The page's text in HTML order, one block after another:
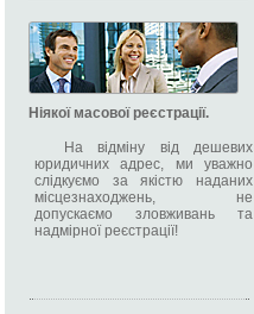
Ніякої масової реєстрації.
На відміну від дешевих
юридичних адрес, ми уважно
слідкуємо за якістю наданих
місцезнаходжень, не
допускаємо зловживань та
надмірної реєстрації!